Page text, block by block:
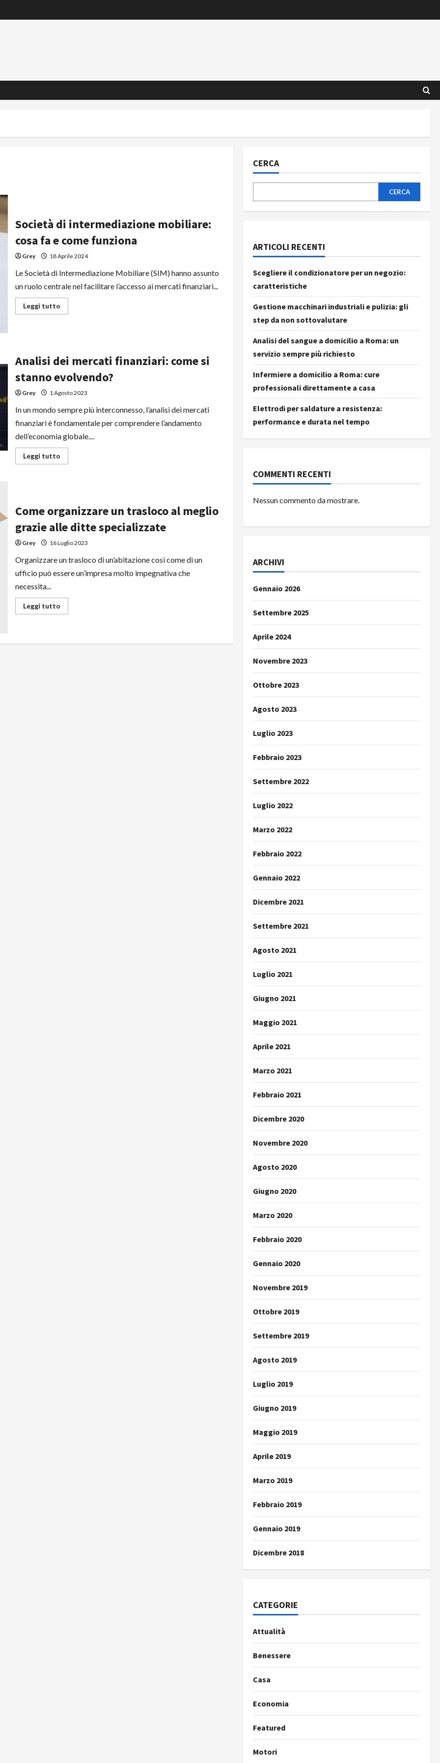
Società di intermediazione mobiliare:
cosa fa e come funziona
Grey 18 Aprile 2024
Le Società di Intermediazione Mobiliare (SIM) hanno assunto
un ruolo centrale nel facilitare l’accesso ai mercati finanziari...
Leggi tuttoLeggi
di
cosa
fa
e
come
Analisi dei mercati finanziari: come si
stanno evolvendo?
Grey 1 Agosto 2023
In un mondo sempre più interconnesso, l’analisi dei mercati
finanziari è fondamentale per comprendere l’andamento
dell’economia globale....
Leggi tuttoLeggi
di
come
si
stanno
evolvendo?
Come organizzare un trasloco al meglio
grazie alle ditte specializzate
Grey 16 Luglio 2023
Organizzare un trasloco di un’abitazione così come di un
ufficio può essere un’impresa molto impegnativa che
necessita...
Leggi tuttoLeggi
di
CERCA
CERCA
ARTICOLI RECENTI
Scegliere il condizionatore per un negozio:
caratteristiche
Gestione macchinari industriali e pulizia: gli
step da non sottovalutare
Analisi del sangue a domicilio a Roma: un
servizio sempre più richiesto
Infermiere a domicilio a Roma: cure
professionali direttamente a casa
Elettrodi per saldature a resistenza:
performance e durata nel tempo
COMMENTI RECENTI
Nessun commento da mostrare.
ARCHIVI
Gennaio 2026
Settembre 2025
Aprile 2024
Novembre 2023
Ottobre 2023
Agosto 2023
Luglio 2023
Febbraio 2023
Settembre 2022
Luglio 2022
Marzo 2022
Febbraio 2022
Gennaio 2022
Dicembre 2021
Settembre 2021
Agosto 2021
Luglio 2021
Giugno 2021
Maggio 2021
Aprile 2021
Marzo 2021
Febbraio 2021
Dicembre 2020
Novembre 2020
Agosto 2020
Giugno 2020
Marzo 2020
Febbraio 2020
Gennaio 2020
Novembre 2019
Ottobre 2019
Settembre 2019
Agosto 2019
Luglio 2019
Giugno 2019
Maggio 2019
Aprile 2019
Marzo 2019
Febbraio 2019
Gennaio 2019
Dicembre 2018
CATEGORIE
Attualità
Benessere
Casa
Economia
Featured
Motori